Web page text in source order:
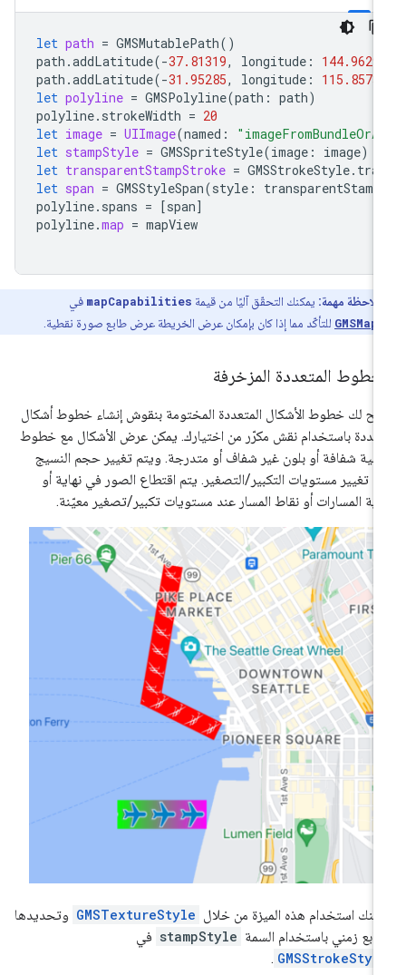
let path = GMSMutablePath
path.addLatitude(- 37.81319, longitude :
path.addLatitude( -31.95285, longitude :
let polyline = GMSPolyline(path: path
polyline.strokeWidth =
let image = UIImage(named :
let stampStyle = GMSSpriteStyle(image: image
let transparentStampStroke = GMSStrokeStyle.
let span = GMSStyleSpan(style:
polyline.spans = [span
polyline. map = mapView
ملاحظة مهمة:يمكنك التحقّق آليًا من قيمةmapCapabilitiesفي
للتأكّد مما إذا كان بإمكان عرض الخريطة عرض طابع صورة نقطية.
المتعددة المزخرفة
لك خطوط الأشكال المتعددة المختومة بنقوش إنشاء خطوط أشكال
باستخدام نقش مكرّر من اختيارك. يمكن عرض الأشكال مع خطوط
شفافة أو بلون غير شفاف أو متدرجة. ويتم تغيير حجم النسيج
تغيير مستويات التكبير/التصغير. يتم اقتطاع الصور في نهاية أو
المسارات أو نقاط المسار عند مستويات تكبير/تصغير معيّنة.
استخدام هذه الميزة من خلال GMSTextureStyle وتحديدها
زمني باستخدام السمة stampStyle في
.